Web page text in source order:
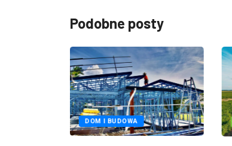
Podobne posty
DOM I BUDOWA